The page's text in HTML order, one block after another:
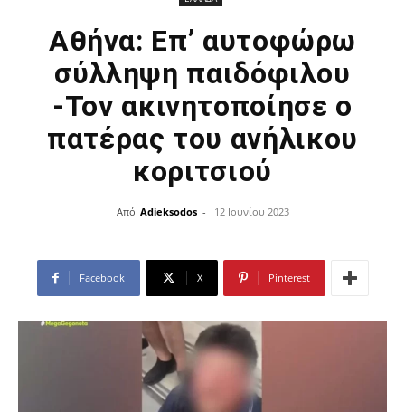
Αθήνα: Επ’ αυτοφώρω
σύλληψη παιδόφιλου
-Τον ακινητοποίησε ο
πατέρας του ανήλικου
κοριτσιού
Από Adieksodos - 12 Ιουνίου 2023
Facebook X Pinterest